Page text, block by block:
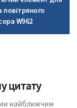
повітряного
W962
цитату
найближчим